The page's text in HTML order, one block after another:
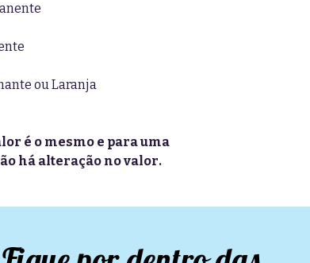
ou Laranja
é o mesmo e para uma
há alteração no valor.